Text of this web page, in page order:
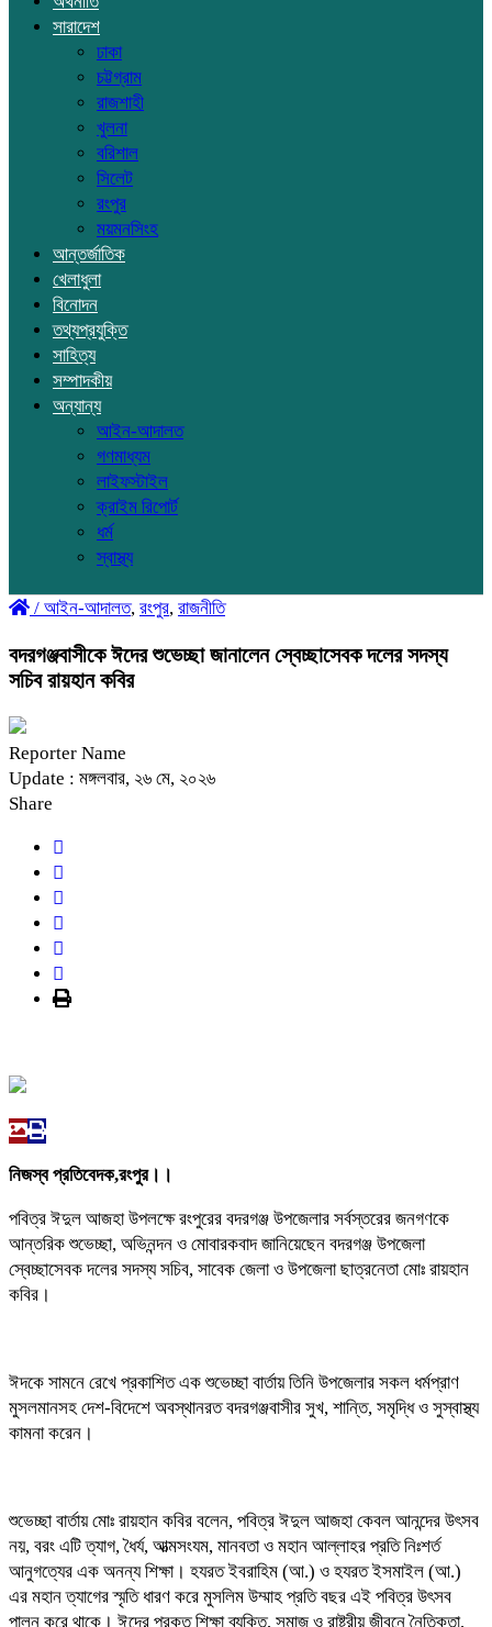
সারাদেশ
ঢাকা
চট্টগ্রাম
রাজশাহী
খুলনা
বরিশাল
সিলেট
রংপুর
ময়মনসিংহ
আন্তর্জাতিক
খেলাধুলা
বিনোদন
তথ্যপ্রযুক্তি
সাহিত্য
সম্পাদকীয়
অন্যান্য
আইন-আদালত
গণমাধ্যম
লাইফস্টাইল
ক্রাইম রিপোর্ট
ধর্ম
স্বাস্থ্য
/ আইন-আদালত, রংপুর, রাজনীতি
বদরগঞ্জবাসীকে ঈদের শুভেচ্ছা জানালেন স্বেচ্ছাসেবক দলের সদস্য
সচিব রায়হান কবির
Reporter Name
Update : মঙ্গলবার, ২৬ মে, ২০২৬
Share
নিজস্ব প্রতিবেদক,রংপুর।।
পবিত্র ঈদুল আজহা উপলক্ষে রংপুরের বদরগঞ্জ উপজেলার সর্বস্তরের জনগণকে
আন্তরিক শুভেচ্ছা, অভিনন্দন ও মোবারকবাদ জানিয়েছেন বদরগঞ্জ উপজেলা
স্বেচ্ছাসেবক দলের সদস্য সচিব, সাবেক জেলা ও উপজেলা ছাত্রনেতা মোঃ রায়হান
কবির।
ঈদকে সামনে রেখে প্রকাশিত এক শুভেচ্ছা বার্তায় তিনি উপজেলার সকল ধর্মপ্রাণ
মুসলমানসহ দেশ-বিদেশে অবস্থানরত বদরগঞ্জবাসীর সুখ, শান্তি, সমৃদ্ধি ও সুস্বাস্থ্য
কামনা করেন।
শুভেচ্ছা বার্তায় মোঃ রায়হান কবির বলেন, পবিত্র ঈদুল আজহা কেবল আনন্দের উৎসব
নয়, বরং এটি ত্যাগ, ধৈর্য, আত্মসংযম, মানবতা ও মহান আল্লাহর প্রতি নিঃশর্ত
আনুগত্যের এক অনন্য শিক্ষা। হযরত ইবরাহিম (আ.) ও হযরত ইসমাইল (আ.)
এর মহান ত্যাগের স্মৃতি ধারণ করে মুসলিম উম্মাহ প্রতি বছর এই পবিত্র উৎসব
পালন করে থাকে। ঈদের প্রকৃত শিক্ষা ব্যক্তি, সমাজ ও রাষ্ট্রীয় জীবনে নৈতিকতা,